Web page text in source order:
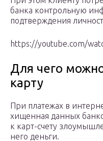
банка контрольную
подтверждения
https://youtube.com/
Для чего
карту
При платежах в
хищенная данных
к карт-счету
него деньги.